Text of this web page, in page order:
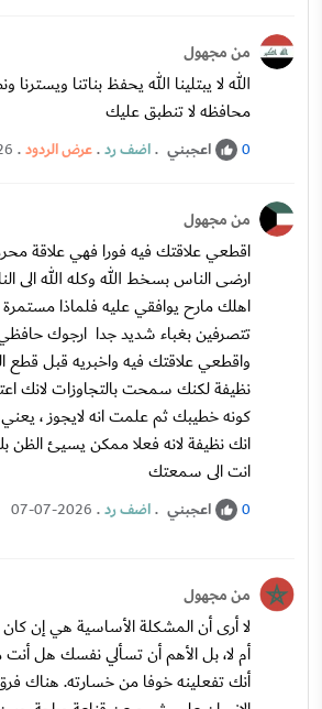
من مجهول
الله لا يبتلينا الله يحفظ بناتنا
محافظه لا تنطبق عليك
0 اعجبني .اضف رد.عرض الردود.
من مجهول
اقطعي علاقتك فيه فورا فهي علاقة
ارضى الناس بسخط الله وكله الله الى
اهلك مارح يوافقي عليه فلماذا مستمرة
تتصرفين بغباء شديد جدا ارجوك
واقطعي علاقتك فيه واخبريه قبل قطع
نظيفة لكنك سمحت بالتجاوزات لانك
كونه خطيبك ثم علمت انه لايجوز ،
انك نظيفة لانه فعلا ممكن يسيئ
انت الى سمعتك
0 اعجبني .اضف رد.
07-07-2026
من مجهول
لا أرى أن المشكلة الأساسية هي إن
أم لا، بل الأهم أن تسألي نفسك هل
أنك تفعلينه خوفا من خسارته. هناك